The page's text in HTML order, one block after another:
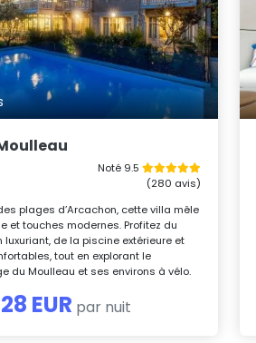
Noté 9.5
(280 avis)
plages d’Arcachon, cette villa mêle
et touches modernes. Profitez du
luxuriant, de la piscine extérieure et
tout en explorant le
du Moulleau et ses environs à vélo.
EUR par nuit